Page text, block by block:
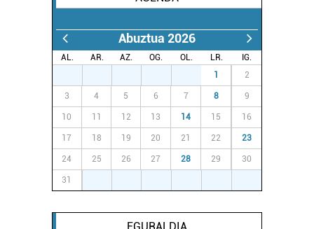
Abuztua 2026
AL. AR. AZ. OG. OL. LR.
IG.
1 2
3 4 5 6 7 8 9
10 11 12 13 14 15 16
17 18 19 20 21 22 23
24 25 26 27 28 29 30
31
EGURALDIA